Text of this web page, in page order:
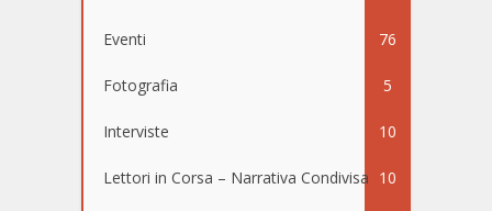
Eventi 76
Fotografia 5
Interviste 10
Lettori in Corsa – Narrativa Condivisa 10